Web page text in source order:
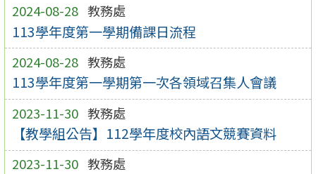
2024-08-28 教務處
113學年度第一學期備課日流程
2024-08-28 教務處
113學年度第一學期第一次各領域召集人會議
2023-11-30 教務處
【教學組公告】112學年度校內語文競賽資料
2023-11-30 教務處